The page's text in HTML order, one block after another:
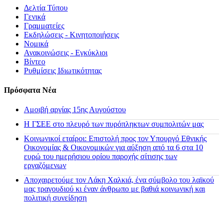
Δελτία Τύπου
Γενικά
Γραμματείες
Εκδηλώσεις - Κινητοποιήσεις
Νομικά
Ανακοινώσεις - Εγκύκλιοι
Βίντεο
Ρυθμίσεις Ιδιωτικότητας
Πρόσφατα Νέα
Αμοιβή αργίας 15ης Αυγούστου
H ΓΣΕΕ στο πλευρό των πυρόπληκτων συμπολιτών μας
Κοινωνικοί εταίροι: Επιστολή προς τον Υπουργό Εθνικής
Οικονομίας & Οικονομικών για αύξηση από τα 6 στα 10
ευρώ του ημερήσιου ορίου παροχής σίτισης των
εργαζόμενων
Αποχαιρετούμε τον Λάκη Χαλκιά, ένα σύμβολο του λαϊκού
μας τραγουδιού κι έναν άνθρωπο με βαθιά κοινωνική και
πολιτική συνείδηση